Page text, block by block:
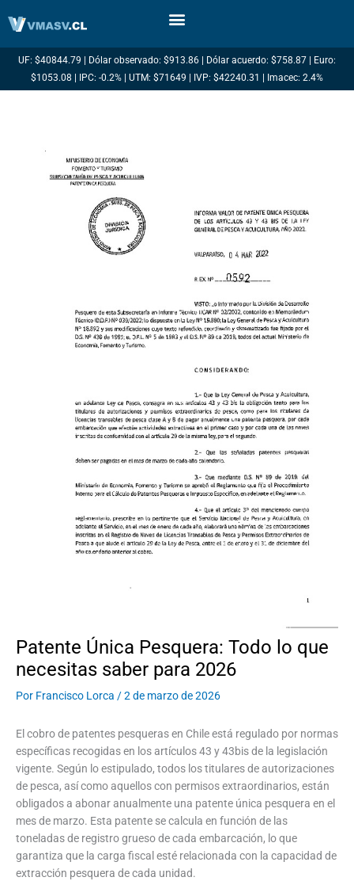
UF: $40844.79 | Dólar observado: $913.86 | Dólar acuerdo: $758.87 | Euro:
$1053.08 | IPC: -0.2% | UTM: $71649 | IVP: $42240.31 | Imacec: 2.4%
Patente Única Pesquera: Todo lo que
necesitas saber para 2026
Por Francisco Lorca /2 de marzo de 2026
El cobro de patentes pesqueras en Chile está regulado por normas
específicas recogidas en los artículos 43 y 43bis de la legislación
vigente. Según lo estipulado, todos los titulares de autorizaciones
de pesca, así como aquellos con permisos extraordinarios, están
obligados a abonar anualmente una patente única pesquera en el
mes de marzo. Esta patente se calcula en función de las
toneladas de registro grueso de cada embarcación, lo que
garantiza que la carga fiscal esté relacionada con la capacidad de
extracción pesquera de cada unidad.